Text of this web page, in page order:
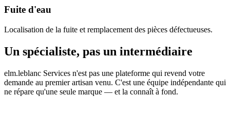
Fuite d'eau
Localisation de la fuite et remplacement des pièces défectueuses.
Un spécialiste, pas un intermédiaire
elm.leblanc Services n'est pas une plateforme qui revend votre
demande au premier artisan venu. C'est une équipe indépendante qui
ne répare qu'une seule marque — et la connaît à fond.